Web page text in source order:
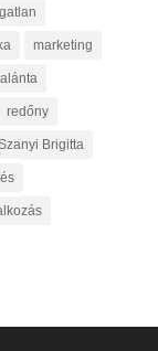
marketing
redőny
Brigitta